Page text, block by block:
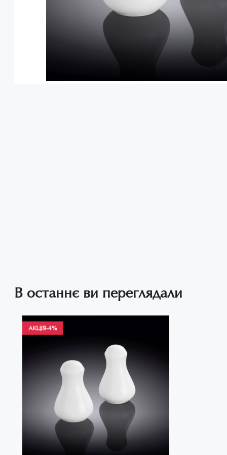
В останнє ви переглядали
АКЦІЯ-4%